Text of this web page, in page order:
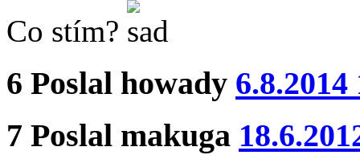
Co stím?
6 Poslal howady 6.8.2014
7 Poslal makuga